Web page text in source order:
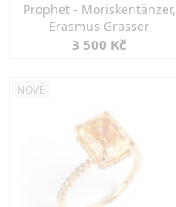
Prophet - Moriskentänzer,
Erasmus Grasser
3 500 Kč
NOVÉ